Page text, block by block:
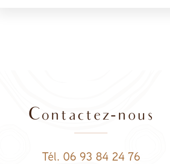
Contactez-nous
Tél. 06 93 84 24 76